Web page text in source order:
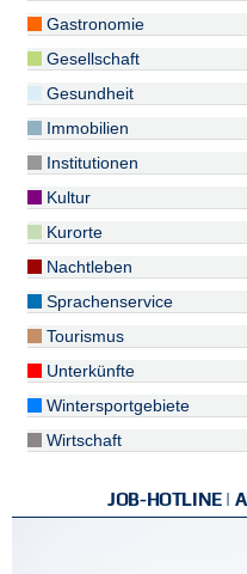
Gastronomie
Gesellschaft
Gesundheit
Immobilien
Institutionen
Kultur
Kurorte
Nachtleben
Sprachenservice
Tourismus
Unterkünfte
Wintersportgebiete
Wirtschaft
JOB-HOTLINE |